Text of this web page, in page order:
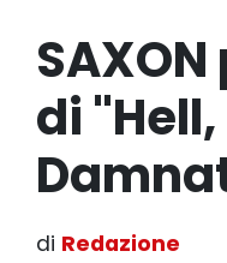
di
di Redazione